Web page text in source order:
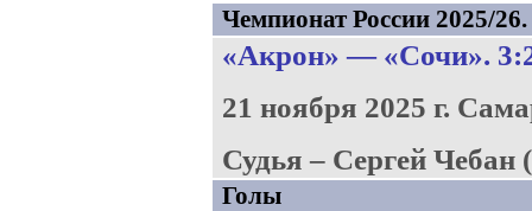
Чемпионат России 2025/
«Акрон» — «Сочи».
21 ноября 2025 г.
Судья – Сергей Чебан
Голы